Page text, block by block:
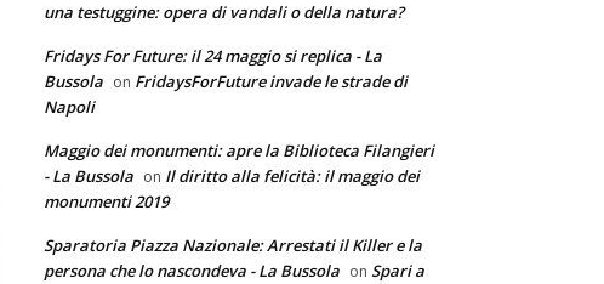
una testuggine: opera di vandali o della natura?
Fridays For Future: il 24 maggio si replica - La
Bussola on FridaysForFuture invade le strade di
Napoli
Maggio dei monumenti: apre la Biblioteca Filangieri
- La Bussola on Il diritto alla felicità: il maggio dei
monumenti 2019
Sparatoria Piazza Nazionale: Arrestati il Killer e la
persona che lo nascondeva - La Bussola on Spari a